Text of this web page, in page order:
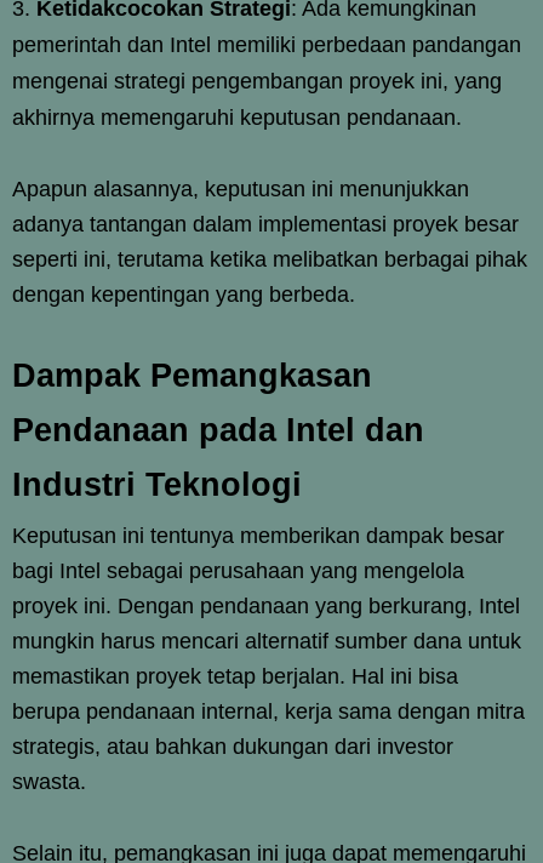
Ketidakcocokan Strategi: Ada kemungkinan
pemerintah dan Intel memiliki perbedaan pandangan
mengenai strategi pengembangan proyek ini, yang
akhirnya memengaruhi keputusan pendanaan.
Apapun alasannya, keputusan ini menunjukkan
adanya tantangan dalam implementasi proyek besar
seperti ini, terutama ketika melibatkan berbagai pihak
dengan kepentingan yang berbeda.
Dampak Pemangkasan
Pendanaan pada Intel dan
Industri Teknologi
Keputusan ini tentunya memberikan dampak besar
bagi Intel sebagai perusahaan yang mengelola
proyek ini. Dengan pendanaan yang berkurang, Intel
mungkin harus mencari alternatif sumber dana untuk
memastikan proyek tetap berjalan. Hal ini bisa
berupa pendanaan internal, kerja sama dengan mitra
strategis, atau bahkan dukungan dari investor
swasta.
Selain itu, pemangkasan ini juga dapat memengaruhi